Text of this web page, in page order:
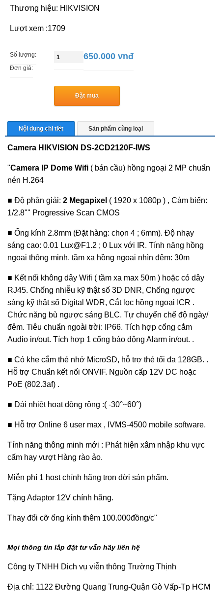
Thương hiệu: HIKVISION
Lượt xem :1709
Số lượng:
Đơn giá:
650.000 vnđ
Đặt mua
Nội dung chi tiết Sản phẩm cùng loại
Camera HIKVISION DS-2CD2120F-IWS
"Camera IP Dome Wifi ( bán cầu) hồng ngoại 2 MP chuẩn
nén H.264
■ Độ phân giải: 2 Megapixel ( 1920 x 1080p ) , Cảm biến:
1/2.8"" Progressive Scan CMOS
■ Ống kính 2.8mm (Đặt hàng: chọn 4 ; 6mm). Độ nhạy
sáng cao: 0.01 Lux@F1.2 ; 0 Lux với IR. Tính năng hồng
ngoại thông minh, tầm xa hồng ngoại nhìn đêm: 30m
■ Kết nối không dây Wifi ( tầm xa max 50m ) hoặc có dây
RJ45. Chống nhiễu kỹ thật số 3D DNR, Chống ngược
sáng kỹ thật số Digital WDR, Cắt lọc hồng ngoại ICR .
Chức năng bù ngược sáng BLC. Tự chuyển chế độ ngày/
đêm. Tiêu chuẩn ngoài trời: IP66. Tích hợp cổng cắm
Audio in/out. Tích hợp 1 cổng báo động Alarm in/out. .
■ Có khe cắm thẻ nhớ MicroSD, hỗ trợ thẻ tối đa 128GB. .
Hỗ trợ Chuẩn kết nối ONVIF. Nguồn cấp 12V DC hoặc
PoE (802.3af) .
■ Dải nhiệt hoạt động rộng :( -30°~60°)
■ Hỗ trợ Online 6 user max , IVMS-4500 mobile software.
Tính năng thông minh mới : Phát hiện xâm nhập khu vực
cấm hay vượt Hàng rào ảo.
Miễn phí 1 host chính hãng trọn đời sản phẩm.
Tặng Adaptor 12V chính hãng.
Thay đổi cỡ ống kính thêm 100.000đồng/c"
Mọi thông tin lắp đặt tư vấn hãy liên hệ
Công ty TNHH Dich vụ viễn thông Trường Thịnh
Địa chỉ: 1122 Đường Quang Trung-Quận Gò Vấp-Tp HCM